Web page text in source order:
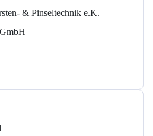
& Pinseltechnik e.K.